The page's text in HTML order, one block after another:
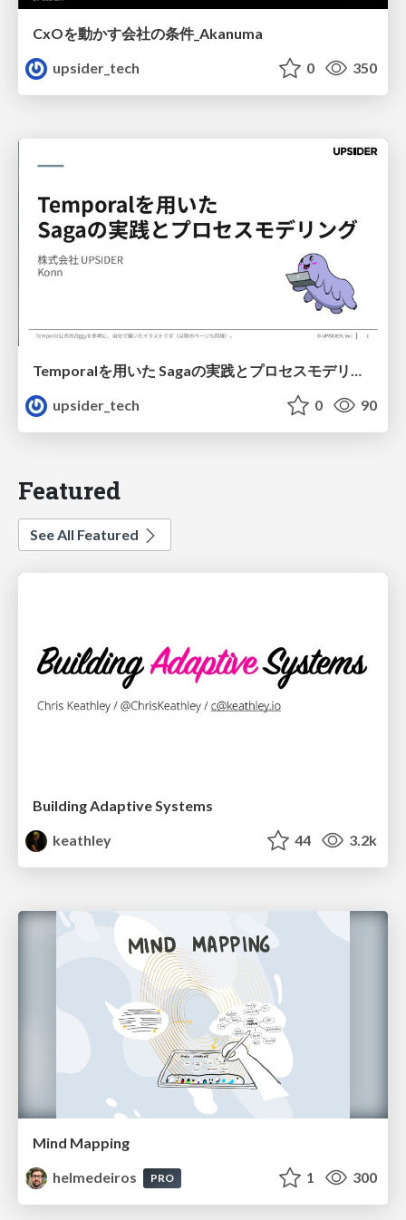
CxOを動かす会社の条件_Akanuma
upsider_tech
0 350
Temporalを用いた Sagaの実践とプロセスモデリング_konnさん
upsider_tech
0 90
Featured
See All Featured
Building Adaptive Systems
keathley
44 3.2k
Mind Mapping
helmedeiros
PRO 1 300